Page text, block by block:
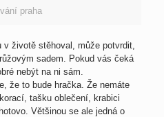
praha
v životě stěhoval, může potvrdit,
sadem. Pokud vás čeká
nebýt na ni sám.
že to bude hračka. Že nemáte
tašku oblečení, krabici
Většinou se ale jedná o